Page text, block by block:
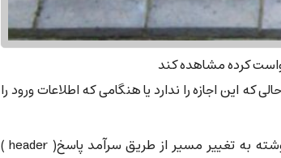
کرده مشاهده کند
این اجازه را ندارد یا هنگامی که اطلاعات ورود را
تغییر مسیر یا Redirect از روش‌های مختلفی امکان‌پذیر است. در این نوشته به تغییر مسیر از طریق سرآمد پاسخ( header )